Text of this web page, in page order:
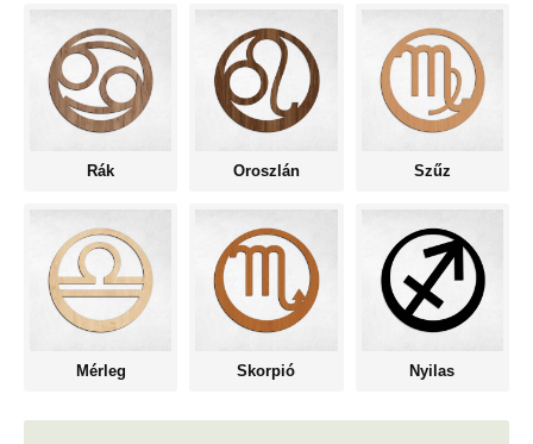
Rák Oroszlán Szűz
Mérleg Skorpió Nyilas